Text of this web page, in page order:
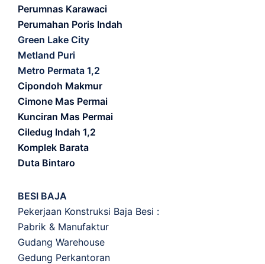
Perumnas Karawaci
Perumahan Poris Indah
Green Lake City
Metland Puri
Metro Permata 1,2
Cipondoh Makmur
Cimone Mas Permai
Kunciran Mas Permai
Ciledug Indah 1,2
Komplek Barata
Duta Bintaro
BESI BAJA
Pekerjaan Konstruksi Baja Besi :
Pabrik & Manufaktur
Gudang Warehouse
Gedung Perkantoran